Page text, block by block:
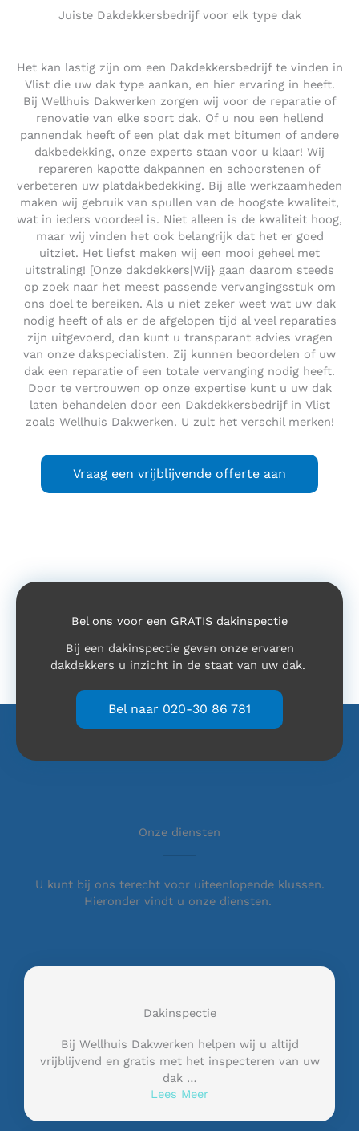
Juiste Dakdekkersbedrijf voor elk type dak
Het kan lastig zijn om een Dakdekkersbedrijf te vinden in
Vlist die uw dak type aankan, en hier ervaring in heeft.
Bij Wellhuis Dakwerken zorgen wij voor de reparatie of
renovatie van elke soort dak. Of u nou een hellend
pannendak heeft of een plat dak met bitumen of andere
dakbedekking, onze experts staan voor u klaar! Wij
repareren kapotte dakpannen en schoorstenen of
verbeteren uw platdakbedekking. Bij alle werkzaamheden
maken wij gebruik van spullen van de hoogste kwaliteit,
wat in ieders voordeel is. Niet alleen is de kwaliteit hoog,
maar wij vinden het ook belangrijk dat het er goed
uitziet. Het liefst maken wij een mooi geheel met
uitstraling! [Onze dakdekkers|Wij} gaan daarom steeds
op zoek naar het meest passende vervangingsstuk om
ons doel te bereiken. Als u niet zeker weet wat uw dak
nodig heeft of als er de afgelopen tijd al veel reparaties
zijn uitgevoerd, dan kunt u transparant advies vragen
van onze dakspecialisten. Zij kunnen beoordelen of uw
dak een reparatie of een totale vervanging nodig heeft.
Door te vertrouwen op onze expertise kunt u uw dak
laten behandelen door een Dakdekkersbedrijf in Vlist
zoals Wellhuis Dakwerken. U zult het verschil merken!
Vraag een vrijblijvende offerte aan
Bel ons voor een GRATIS dakinspectie
Bij een dakinspectie geven onze ervaren
dakdekkers u inzicht in de staat van uw dak.
Bel naar 020-30 86 781
Onze diensten
U kunt bij ons terecht voor uiteenlopende klussen.
Hieronder vindt u onze diensten.
Dakinspectie
Bij Wellhuis Dakwerken helpen wij u altijd
vrijblijvend en gratis met het inspecteren van uw
dak …
Lees Meer